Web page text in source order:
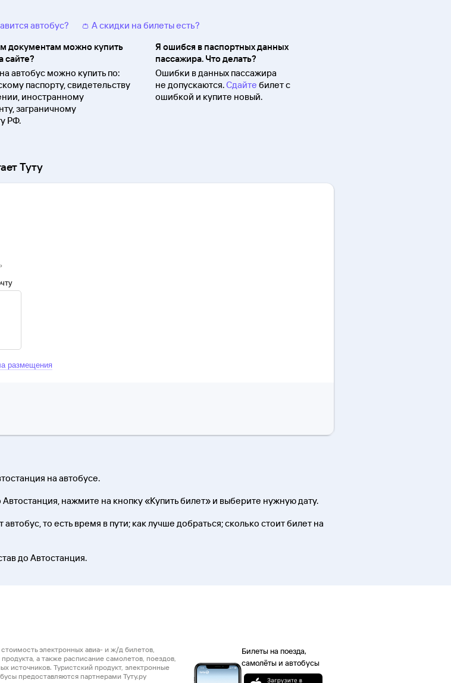
автобус?
👛 А скидки на билеты есть?
документам можно купить
сайте?
автобус можно купить по:
паспорту, свидетельству
иностранному
заграничному
РФ.
Я ошибся в паспортных данных
пассажира. Что делать?
Ошибки в данных пассажира
не допускаются.Сдайте билет с
ошибкой и купите новый.
Туту
размещения
на автобусе.
нажмите на кнопку «Купить билет» и выберите нужную дату.
то есть время в пути; как лучше добраться; сколько стоит билет на
до Автостанция.
Билеты на поезда,
самолёты и автобусы
электронных авиа- и ж/д билетов,
а также расписание самолетов, поездов,
источников. Туристский продукт, электронные
предоставляются партнерами Туту.ру